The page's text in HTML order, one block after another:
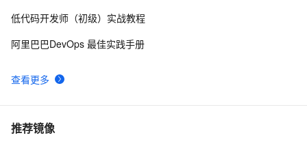
查看更多
低代码开发师（初级）实战教程
阿里巴巴DevOps 最佳实践手册
推荐镜像